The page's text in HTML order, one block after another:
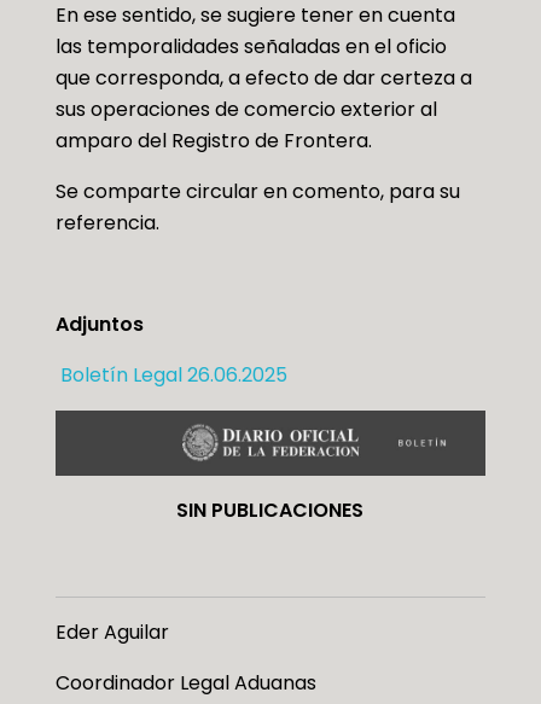
En ese sentido, se sugiere tener en cuenta
las temporalidades señaladas en el oficio
que corresponda, a efecto de dar certeza a
sus operaciones de comercio exterior al
amparo del Registro de Frontera.
Se comparte circular en comento, para su
referencia.
Adjuntos
Boletín Legal 26.06.2025
SIN PUBLICACIONES
Eder Aguilar
Coordinador Legal Aduanas